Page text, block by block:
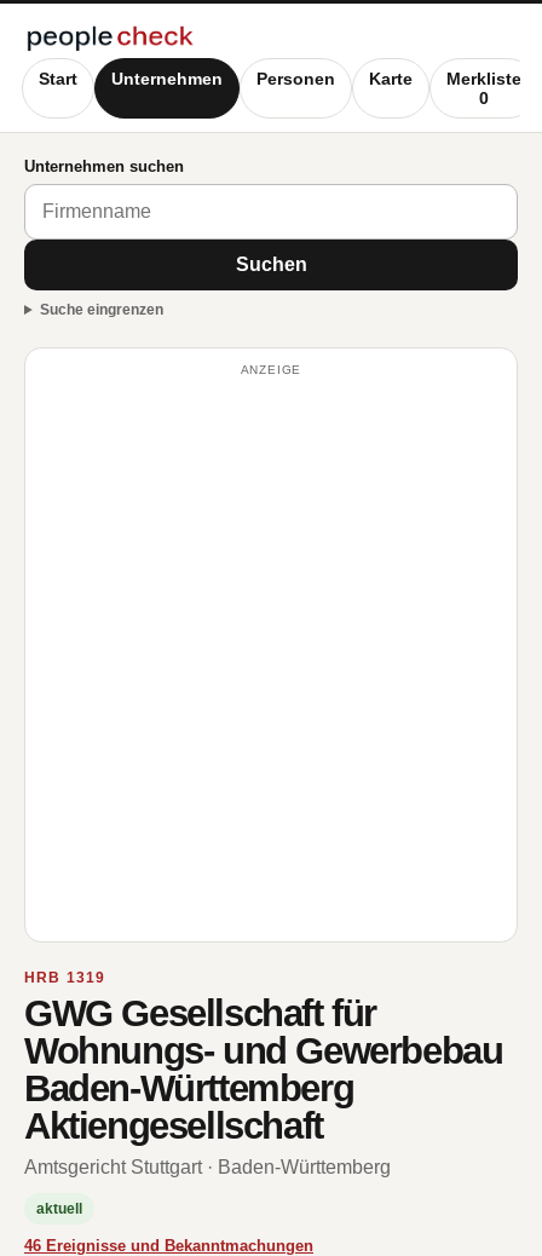
Start Unternehmen Personen Karte
Merkliste
0
Unternehmen suchen
Suchen
Suche eingrenzen
ANZEIGE
HRB 1319
GWG Gesellschaft für
Wohnungs- und Gewerbebau
Baden-Württemberg
Aktiengesellschaft
Amtsgericht Stuttgart · Baden-Württemberg
aktuell
46 Ereignisse und Bekanntmachungen